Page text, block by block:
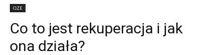
OZE
Co to jest rekuperacja i jak
ona działa?